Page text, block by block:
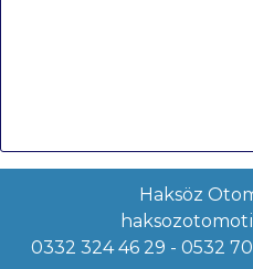
Haksöz
0332 324 46 29 - 0532